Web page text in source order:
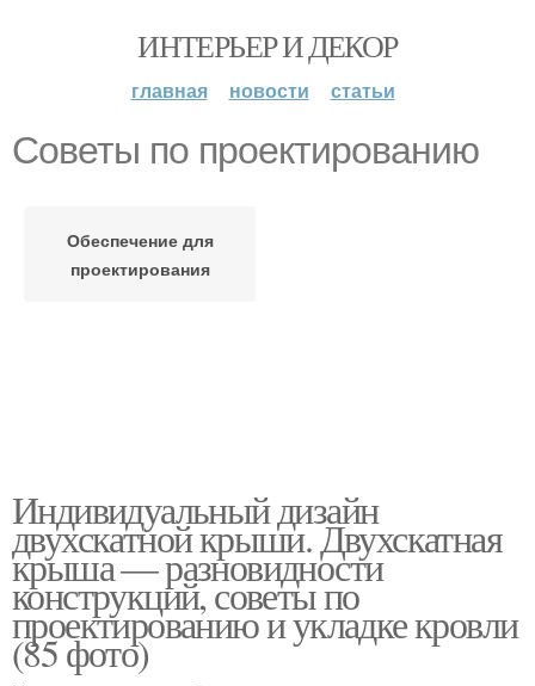
ИНТЕРЬЕР И ДЕКОР
главная новости статьи
Советы по проектированию
Обеспечение для
проектирования
Индивидуальный дизайн
двухскатной крыши. Двухскатная
крыша — разновидности
конструкций, советы по
проектированию и укладке кровли
(85 фото)